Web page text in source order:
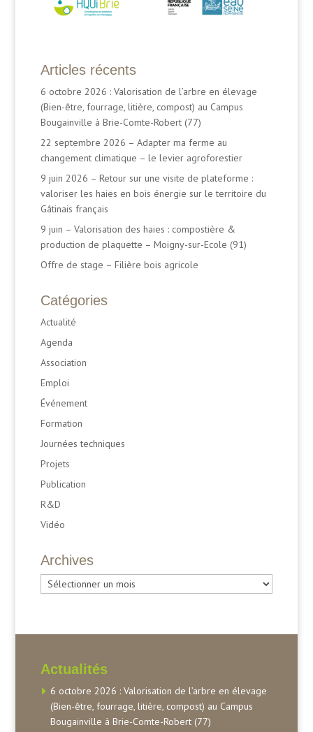
Articles récents
6 octobre 2026 : Valorisation de l’arbre en élevage
(Bien-être, fourrage, litière, compost) au Campus
Bougainville à Brie-Comte-Robert (77)
22 septembre 2026 – Adapter ma ferme au
changement climatique – le levier agroforestier
9 juin 2026 – Retour sur une visite de plateforme :
valoriser les haies en bois énergie sur le territoire du
Gâtinais français
9 juin – Valorisation des haies : compostière &
production de plaquette – Moigny-sur-Ecole (91)
Offre de stage – Filière bois agricole
Catégories
Actualité
Agenda
Association
Emploi
Événement
Formation
Journées techniques
Projets
Publication
R&D
Vidéo
Archives
Archives
Actualités
6 octobre 2026 : Valorisation de l’arbre en élevage
(Bien-être, fourrage, litière, compost) au Campus
Bougainville à Brie-Comte-Robert (77)